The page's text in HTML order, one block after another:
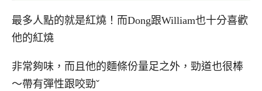
最多人點的就是紅燒！而Dong跟William也十分喜歡
他的紅燒
非常夠味，而且他的麵條份量足之外，勁道也很棒
～帶有彈性跟咬勁ˇ